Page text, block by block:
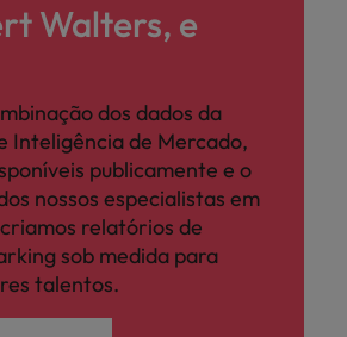
Walters, e
dos dados da
Inteligência de Mercado,
publicamente e o
nossos especialistas em
relatórios de
sob medida para
talentos.